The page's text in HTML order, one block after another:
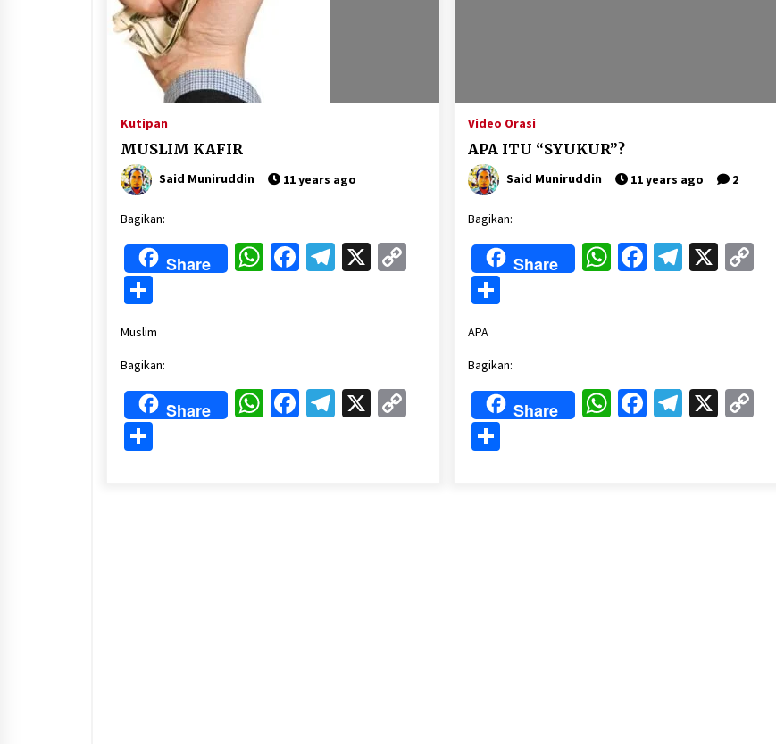
Manajemen “Qaddamat Lighad”:
Menjadi Manusia Visioner dan
Beretika
3 months ago
Motivasi untuk 179 Guru Diniyah
4 months ago
dalam Kepemimpinan Bisnis
Kutipan
MUSLIM KAFIR
Said Muniruddin 11 years ago
Bagikan:
Share WhatsApp
Facebook
Telegram
X
Muslim
Bagikan:
Share WhatsApp
Facebook
Telegram
X
Video Orasi
APA ITU “SYUKUR”?
Said Muniruddin 11 years ago 2
Bagikan:
Share WhatsApp
Facebook
Telegram
X
Share
APA
Bagikan:
Share WhatsApp
Facebook
Telegram
X
Share